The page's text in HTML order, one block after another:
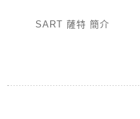
SART 薩特 簡介